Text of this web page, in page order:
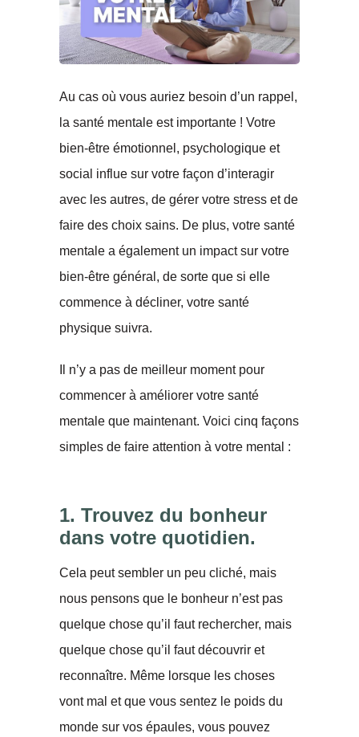
Au cas où vous auriez besoin d’un rappel,
la santé mentale est importante ! Votre
bien-être émotionnel, psychologique et
social influe sur votre façon d’interagir
avec les autres, de gérer votre stress et de
faire des choix sains. De plus, votre santé
mentale a également un impact sur votre
bien-être général, de sorte que si elle
commence à décliner, votre santé
physique suivra.
Il n’y a pas de meilleur moment pour
commencer à améliorer votre santé
mentale que maintenant. Voici cinq façons
simples de faire attention à votre mental :
1. Trouvez du bonheur
dans votre quotidien.
Cela peut sembler un peu cliché, mais
nous pensons que le bonheur n’est pas
quelque chose qu’il faut rechercher, mais
quelque chose qu’il faut découvrir et
reconnaître. Même lorsque les choses
vont mal et que vous sentez le poids du
monde sur vos épaules, vous pouvez